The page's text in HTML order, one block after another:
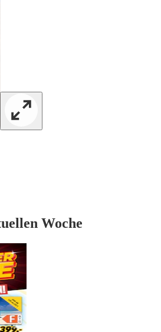
Woche